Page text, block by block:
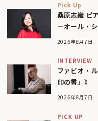
Pick Up
桑原志織 ピ
－オール・
2026年8月7日
INTERVIEW
ファビオ・
印の書」》
2026年8月7日
PICK UP